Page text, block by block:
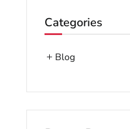
Categories
Blog